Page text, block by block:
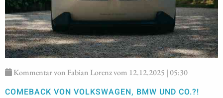
Kommentar von Fabian Lorenz vom 12.12.2025 | 05:30
COMEBACK VON VOLKSWAGEN, BMW UND CO.?!